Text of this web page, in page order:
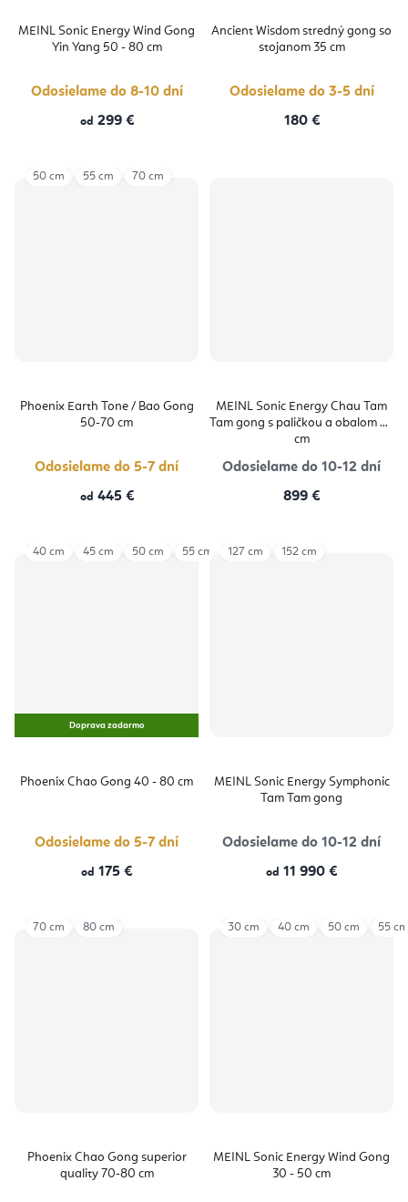
MEINL Sonic Energy Wind Gong
Yin Yang 50 - 80 cm
Odosielame do 8-10 dní
od 299 €
Ancient Wisdom stredný gong so
stojanom 35 cm
Odosielame do 3-5 dní
180 €
Phoenix Earth Tone / Bao Gong
50-70 cm
Odosielame do 5-7 dní
od 445 €
50 cm 55 cm 70 cm
MEINL Sonic Energy Chau Tam
Tam gong s paličkou a obalom 76
cm
Odosielame do 10-12 dní
899 €
Doprava zadarmo
Phoenix Chao Gong 40 - 80 cm
Odosielame do 5-7 dní
od 175 €
40 cm 45 cm 50 cm 55 cm 70 cm 80 cm
MEINL Sonic Energy Symphonic
Tam Tam gong
Odosielame do 10-12 dní
od 11 990 €
127 cm 152 cm
Phoenix Chao Gong superior
quality 70-80 cm
70 cm 80 cm
MEINL Sonic Energy Wind Gong
30 - 50 cm
30 cm 40 cm 50 cm 55 cm